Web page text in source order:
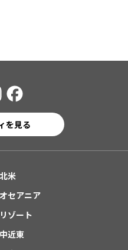
を見る
北米
オセアニア
リゾート
中近東